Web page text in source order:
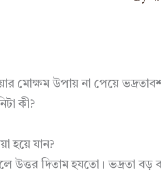
মোক্ষম উপায় না পেয়ে
কী?
হয়ে যান?
উত্তর দিতাম হযতো। ভদ্রতা বড়